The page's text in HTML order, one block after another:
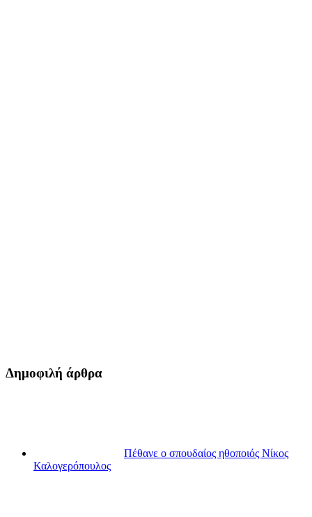
Δημοφιλή άρθρα
Πέθανε ο σπουδαίος ηθοποιός Νίκος
Καλογερόπουλος